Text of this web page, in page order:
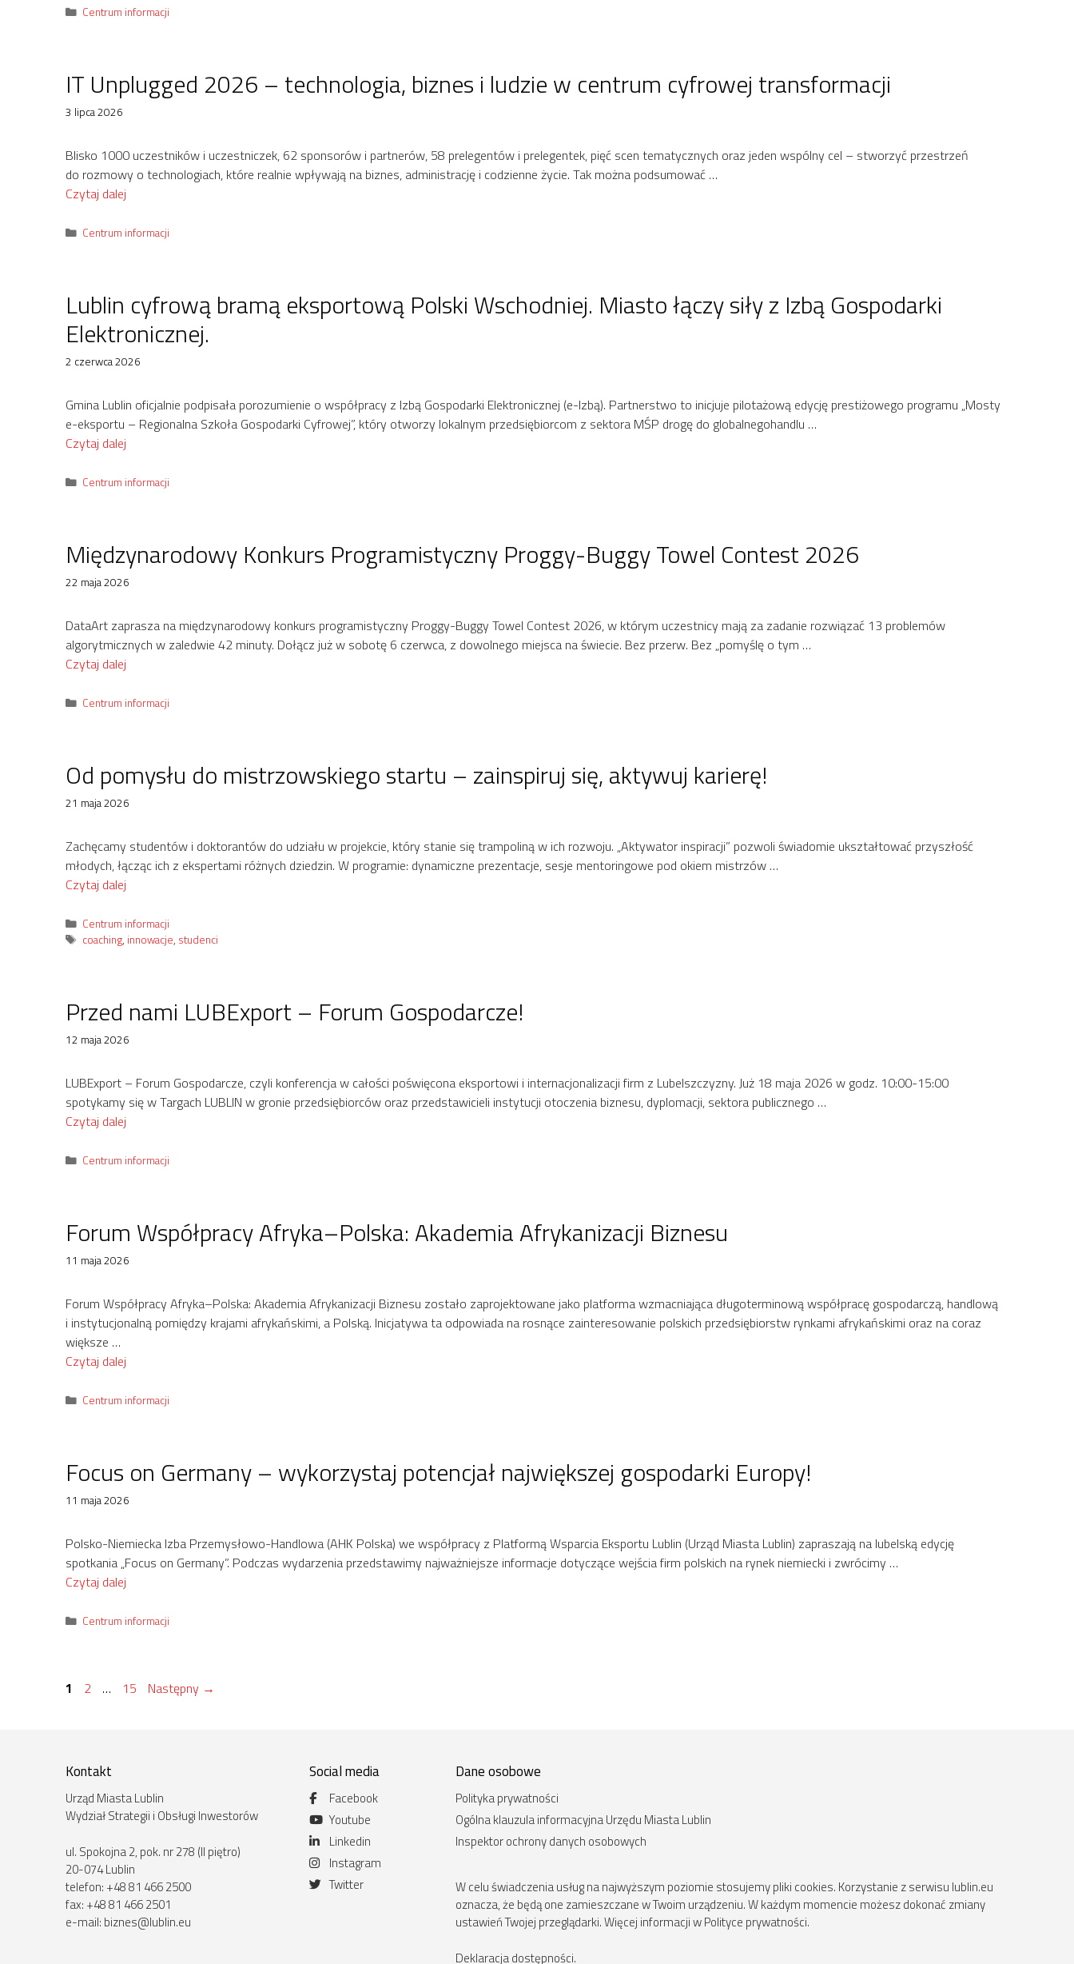
Kategorie
Centrum informacji
IT Unplugged 2026 – technologia, biznes i ludzie w centrum cyfrowej transformacji
3 lipca 2026
Blisko 1000 uczestników i uczestniczek, 62 sponsorów i partnerów, 58 prelegentów i prelegentek, pięć scen tematycznych oraz jeden wspólny cel – stworzyć przestrzeń
do rozmowy o technologiach, które realnie wpływają na biznes, administrację i codzienne życie. Tak można podsumować …
Czytaj dalej
Kategorie
Centrum informacji
Lublin cyfrową bramą eksportową Polski Wschodniej. Miasto łączy siły z Izbą Gospodarki
Elektronicznej.
2 czerwca 2026
Gmina Lublin oficjalnie podpisała porozumienie o współpracy z Izbą Gospodarki Elektronicznej (e-Izbą). Partnerstwo to inicjuje pilotażową edycję prestiżowego programu „Mosty
e-eksportu – Regionalna Szkoła Gospodarki Cyfrowej”, który otworzy lokalnym przedsiębiorcom z sektora MŚP drogę do globalnegohandlu …
Czytaj dalej
Kategorie
Centrum informacji
Międzynarodowy Konkurs Programistyczny Proggy-Buggy Towel Contest 2026
22 maja 2026
DataArt zaprasza na międzynarodowy konkurs programistyczny Proggy-Buggy Towel Contest 2026, w którym uczestnicy mają za zadanie rozwiązać 13 problemów
algorytmicznych w zaledwie 42 minuty. Dołącz już w sobotę 6 czerwca, z dowolnego miejsca na świecie. Bez przerw. Bez „pomyślę o tym …
Czytaj dalej
Kategorie
Centrum informacji
Od pomysłu do mistrzowskiego startu – zainspiruj się, aktywuj karierę!
21 maja 2026
Zachęcamy studentów i doktorantów do udziału w projekcie, który stanie się trampoliną w ich rozwoju. „Aktywator inspiracji” pozwoli świadomie ukształtować przyszłość
młodych, łącząc ich z ekspertami różnych dziedzin. W programie: dynamiczne prezentacje, sesje mentoringowe pod okiem mistrzów …
Czytaj dalej
Kategorie
Centrum informacji
Tagi
coaching, innowacje, studenci
Przed nami LUBExport – Forum Gospodarcze!
12 maja 2026
LUBExport – Forum Gospodarcze, czyli konferencja w całości poświęcona eksportowi i internacjonalizacji firm z Lubelszczyzny. Już 18 maja 2026 w godz. 10:00-15:00
spotykamy się w Targach LUBLIN w gronie przedsiębiorców oraz przedstawicieli instytucji otoczenia biznesu, dyplomacji, sektora publicznego …
Czytaj dalej
Kategorie
Centrum informacji
Forum Współpracy Afryka–Polska: Akademia Afrykanizacji Biznesu
11 maja 2026
Forum Współpracy Afryka–Polska: Akademia Afrykanizacji Biznesu zostało zaprojektowane jako platforma wzmacniająca długoterminową współpracę gospodarczą, handlową
i instytucjonalną pomiędzy krajami afrykańskimi, a Polską. Inicjatywa ta odpowiada na rosnące zainteresowanie polskich przedsiębiorstw rynkami afrykańskimi oraz na coraz
większe …
Czytaj dalej
Kategorie
Centrum informacji
Focus on Germany – wykorzystaj potencjał największej gospodarki Europy!
11 maja 2026
Polsko-Niemiecka Izba Przemysłowo-Handlowa (AHK Polska) we współpracy z Platformą Wsparcia Eksportu Lublin (Urząd Miasta Lublin) zapraszają na lubelską edycję
spotkania „Focus on Germany”. Podczas wydarzenia przedstawimy najważniejsze informacje dotyczące wejścia firm polskich na rynek niemiecki i zwrócimy …
Czytaj dalej
Kategorie
Centrum informacji
Strona
1 Strona
2 … Strona
15 Następny →
Kontakt
Urząd Miasta Lublin
Wydział Strategii i Obsługi Inwestorów
ul. Spokojna 2, pok. nr 278 (II piętro)
20-074 Lublin
telefon: +48 81 466 2500
fax: +48 81 466 2501
e-mail: biznes@lublin.eu
Social media
Facebook
Youtube
Linkedin
Instagram
Twitter
Dane osobowe
Polityka prywatności
Ogólna klauzula informacyjna Urzędu Miasta Lublin
Inspektor ochrony danych osobowych
W celu świadczenia usług na najwyższym poziomie stosujemy pliki cookies. Korzystanie z serwisu lublin.eu
oznacza, że będą one zamieszczane w Twoim urządzeniu. W każdym momencie możesz dokonać zmiany
ustawień Twojej przeglądarki. Więcej informacji w Polityce prywatności.
Deklaracja dostępności.